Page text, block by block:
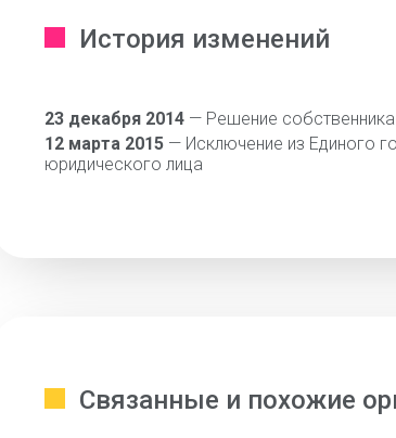
История изменений
23 декабря 2014— Решение собственника
12 марта 2015— Исключение из Единого
юридического лица
Связанные и похожие